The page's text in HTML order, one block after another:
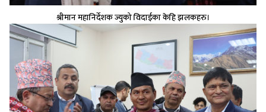
श्रीमान महानिर्देशक ज्युको विदाईका केहि झलकहरु।